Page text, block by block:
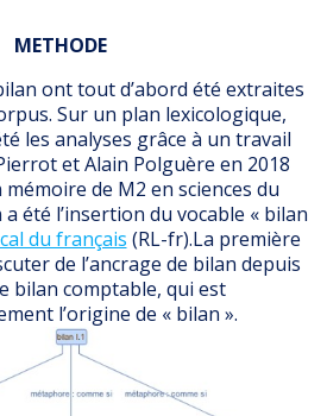
METHODE
ont tout d’abord été extraites
Sur un plan lexicologique,
les analyses grâce à un travail
et Alain Polguère en 2018
mémoire de M2 en sciences du
a été l’insertion du vocable « bilan
du français (RL-fr).La première
de l’ancrage de bilan depuis
bilan comptable, qui est
l’origine de « bilan ».